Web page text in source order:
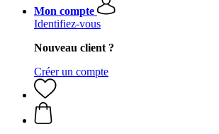
Mon compte
Identifiez-vous
Nouveau client ?
Créer un compte